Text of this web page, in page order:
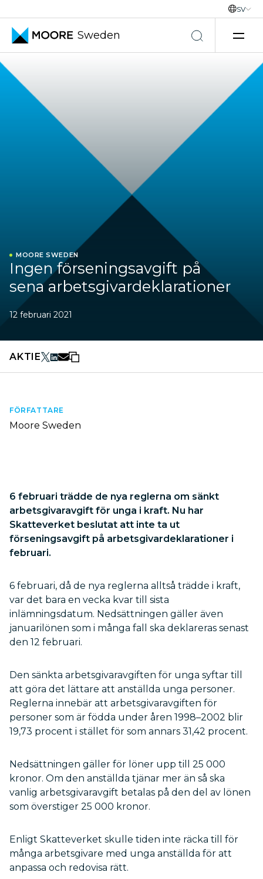
Hoppa till innehåll
SV
Sweden
MOORE SWEDEN
Ingen förseningsavgift på
sena arbetsgivardeklarationer
12 februari 2021
AKTIE
FÖRFATTARE
Moore Sweden
6 februari trädde de nya reglerna om sänkt
arbetsgivaravgift för unga i kraft. Nu har
Skatteverket beslutat att inte ta ut
förseningsavgift på arbetsgivardeklarationer i
februari.
6 februari, då de nya reglerna alltså trädde i kraft,
var det bara en vecka kvar till sista
inlämningsdatum. Nedsättningen gäller även
januarilönen som i många fall ska deklareras senast
den 12 februari.
Den sänkta arbetsgivaravgiften för unga syftar till
att göra det lättare att anställda unga personer.
Reglerna innebär att arbetsgivaravgiften för
personer som är födda under åren 1998–2002 blir
19,73 procent i stället för som annars 31,42 procent.
Nedsättningen gäller för löner upp till 25 000
kronor. Om den anställda tjänar mer än så ska
vanlig arbetsgivaravgift betalas på den del av lönen
som överstiger 25 000 kronor.
Enligt Skatteverket skulle tiden inte räcka till för
många arbetsgivare med unga anställda för att
anpassa och redovisa rätt.